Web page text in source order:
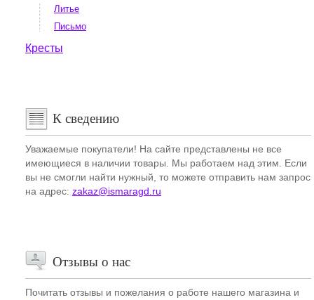
Литье
Письмо
Кресты
К сведению
Уважаемые покупатели! На сайте представлены не все
имеющиеся в наличии товары. Мы работаем над этим. Если
вы не смогли найти нужный, то можете отправить нам запрос
на адрес: zakaz@ismaragd.ru
Отзывы о нас
Почитать отзывы и пожелания о работе нашего магазина и